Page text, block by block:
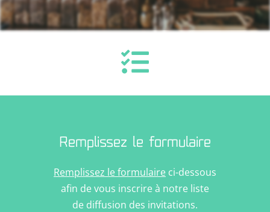

Remplissez le formulaire
Remplissez le formulaire ci-dessous
afin de vous inscrire à notre liste
de diffusion des invitations.